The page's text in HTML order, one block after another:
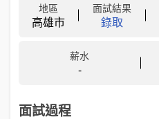
地區
高雄市
面試結果
錄取
薪水
-
面試過程